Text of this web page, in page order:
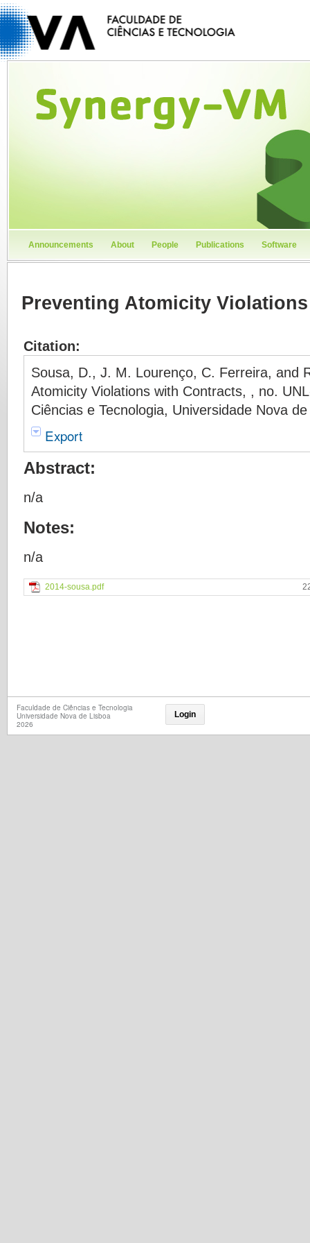
Announcements About People Publications Software
Preventing Atomicity
Citation:
Sousa, D., J. M. Lourenço, C. Ferreira, and
Atomicity Violations with Contracts, , no.
Ciências e Tecnologia, Universidade Nova
Export
Abstract:
n/a
Notes:
n/a
2014-sousa.pdf
Faculdade de Ciências e Tecnologia
Universidade Nova de Lisboa
2026
Login